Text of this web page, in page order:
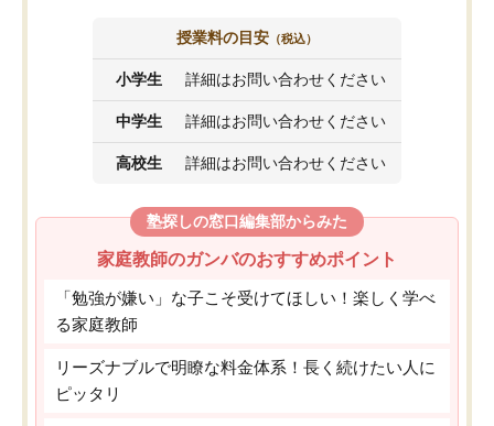
授業料の目安 （税込）
小学生 詳細はお問い合わせください
中学生 詳細はお問い合わせください
高校生 詳細はお問い合わせください
塾探しの窓口編集部からみた
家庭教師のガンバのおすすめポイント
「勉強が嫌い」な子こそ受けてほしい！楽しく学べ
る家庭教師
リーズナブルで明瞭な料金体系！長く続けたい人に
ピッタリ